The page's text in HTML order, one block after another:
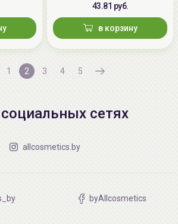
43.81 руб.
в корзину
1 2 3 4 5
сетях
allcosmetics.by
byAllcosmetics